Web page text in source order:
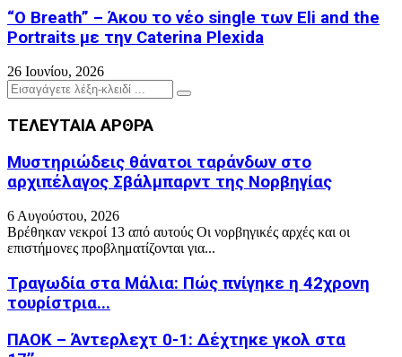
“O Breath” – Άκου το νέο single των Eli and the
Portraits με την Caterina Plexida
26 Ιουνίου, 2026
Search
for:
Search
ΤΕΛΕΥΤΑΙΑ ΑΡΘΡΑ
Μυστηριώδεις θάνατοι ταράνδων στο
αρχιπέλαγος Σβάλμπαρντ της Νορβηγίας
6 Αυγούστου, 2026
Βρέθηκαν νεκροί 13 από αυτούς Οι νορβηγικές αρχές και οι
επιστήμονες προβληματίζονται για...
Τραγωδία στα Μάλια: Πώς πνίγηκε η 42χρονη
τουρίστρια...
ΠΑΟΚ – Άντερλεχτ 0-1: Δέχτηκε γκολ στα